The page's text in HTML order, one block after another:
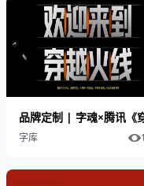
品牌定制 | 字魂×腾讯《
字库